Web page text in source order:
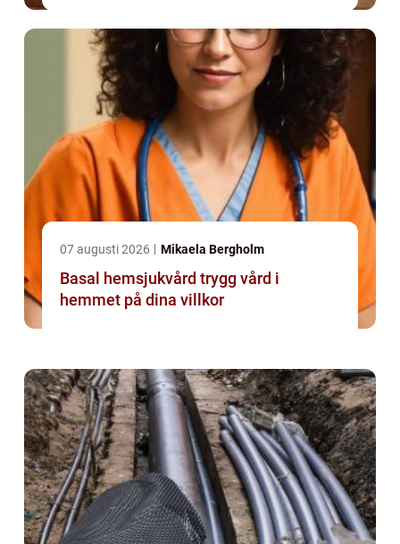
07 augusti 2026 Mikaela Bergholm
Basal hemsjukvård trygg vård i
hemmet på dina villkor